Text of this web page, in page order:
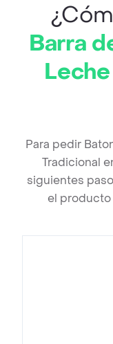
Barra
Para pedir
Tradicional
siguientes
el producto